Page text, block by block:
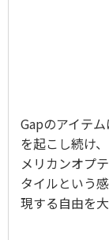
Gapのアイテ
を起こし続け
メリカンオプ
タイルという
現する自由を